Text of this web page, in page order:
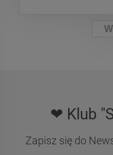
❤ Klub
Zapisz się do